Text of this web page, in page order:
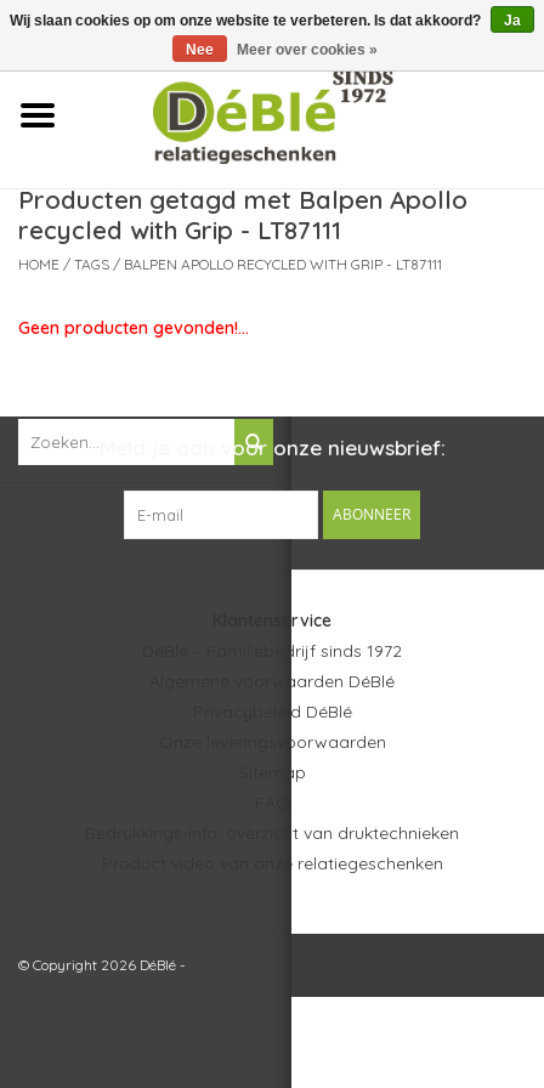
Over ons
Contact
Nieuws
Producten getagd met Balpen Apollo
recycled with Grip - LT87111
HOME / TAGS / BALPEN APOLLO RECYCLED WITH GRIP - LT87111
Geen producten gevonden!...
Meld je aan voor onze nieuwsbrief:
ABONNEER
Klantenservice
DéBlé – Familiebedrijf sinds 1972
Algemene voorwaarden DéBlé
Privacybeleid DéBlé
Onze leveringsvoorwaarden
Sitemap
Bedrukkings-info: overzicht van druktechnieken
Product video van onze relatiegeschenken
© Copyright 2026 DéBlé -
Wij slaan cookies op om onze website te verbeteren. Is dat akkoord?
Ja
Nee
Meer over cookies »